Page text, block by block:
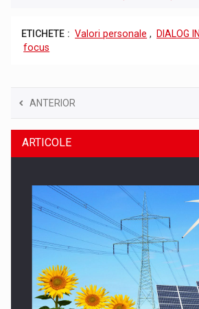
ETICHETE : Valori personale , DIALOG
focus
ANTERIOR
ARTICOLE